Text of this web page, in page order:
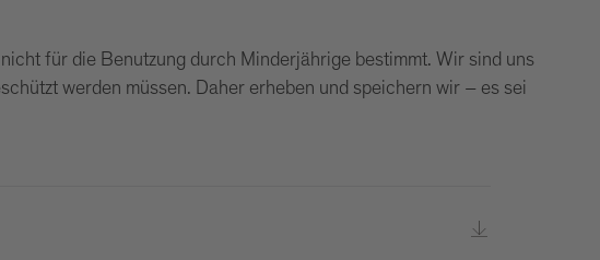
für die Benutzung durch Minderjährige bestimmt. Wir sind uns
werden müssen. Daher erheben und speichern wir – es sei